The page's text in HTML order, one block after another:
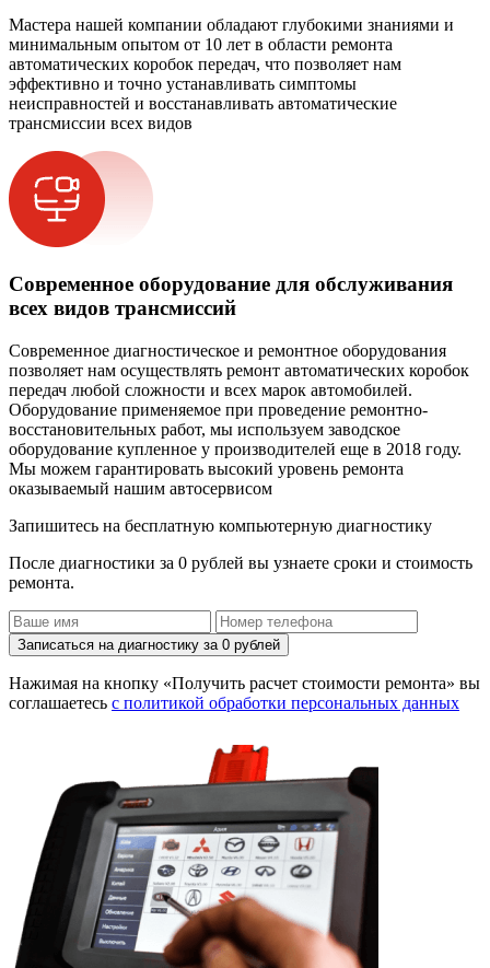
Мастера нашей компании обладают глубокими знаниями и
минимальным опытом от 10 лет в области ремонта
автоматических коробок передач, что позволяет нам
эффективно и точно устанавливать симптомы
неисправностей и восстанавливать автоматические
трансмиссии всех видов
Современное оборудование для обслуживания
всех видов трансмиссий
Современное диагностическое и ремонтное оборудования
позволяет нам осуществлять ремонт автоматических коробок
передач любой сложности и всех марок автомобилей.
Оборудование применяемое при проведение ремонтно-
восстановительных работ, мы используем заводское
оборудование купленное у производителей еще в 2018 году.
Мы можем гарантировать высокий уровень ремонта
оказываемый нашим автосервисом
Запишитесь на бесплатную компьютерную диагностику
После диагностики за 0 рублей вы узнаете сроки и стоимость
ремонта.
Записаться на диагностику за 0 рублей
Нажимая на кнопку «Получить расчет стоимости ремонта» вы
соглашаетесь с политикой обработки персональных данных